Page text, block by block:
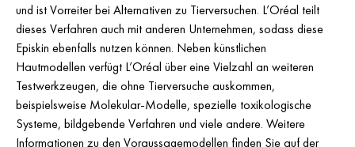
und ist Vorreiter bei Alternativen zu Tierversuchen. L’Oréal teilt
dieses Verfahren auch mit anderen Unternehmen, sodass diese
Episkin ebenfalls nutzen können. Neben künstlichen
Hautmodellen verfügt L’Oréal über eine Vielzahl an weiteren
Testwerkzeugen, die ohne Tierversuche auskommen,
beispielsweise Molekular-Modelle, spezielle toxikologische
Systeme, bildgebende Verfahren und viele andere. Weitere
Informationen zu den Voraussagemodellen finden Sie auf der